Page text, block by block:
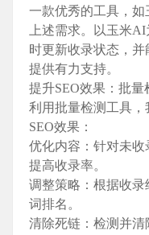
一款优秀的工具，
上述需求。以玉米
时更新收录状态，
提供有力支持。
提升SEO效果：批量
利用批量检测工具
SEO效果：
优化内容：针对未收
提高收录率。
调整策略：根据收录
词排名。
清除死链：检测并清